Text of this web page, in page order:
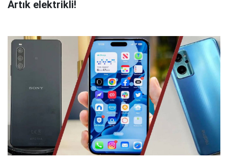
Artık elektrikli!